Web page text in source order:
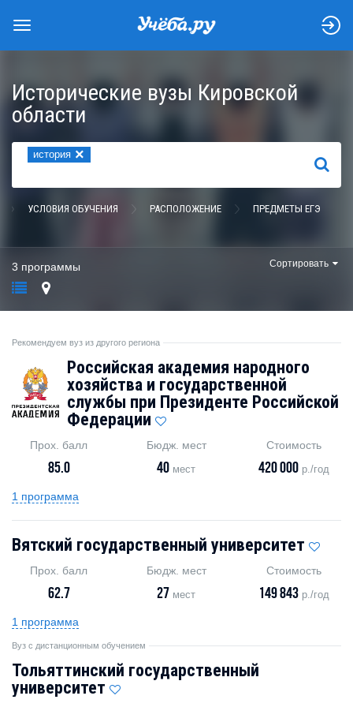
Исторические вузы Кировской
области
история ×
НАЙТИ
УСЛОВИЯ ОБУЧЕНИЯ РАСПОЛОЖЕНИЕ ПРЕДМЕТЫ ЕГЭ
3 программы Сортировать
Рекомендуем вуз из другого региона
Российская академия народного
хозяйства и государственной
службы при Президенте Российской
Федерации
Прох. балл
85.0
Бюдж. мест
40 мест
Стоимость
420 000 р./год
1 программа
Вятский государственный университет
Прох. балл
62.7
Бюдж. мест
27 мест
Стоимость
149 843 р./год
1 программа
Вуз с дистанционным обучением
Тольяттинский государственный
университет